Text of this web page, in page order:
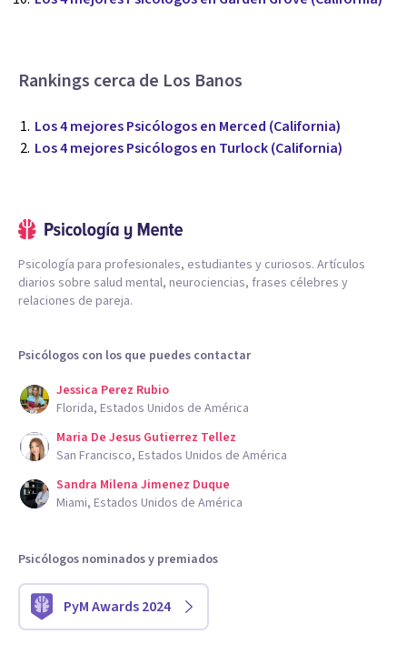
Rankings cerca de Los Banos
Los 4 mejores Psicólogos en Merced (California)
Los 4 mejores Psicólogos en Turlock (California)
Psicología para profesionales, estudiantes y curiosos. Artículos
diarios sobre salud mental, neurociencias, frases célebres y
relaciones de pareja.
Psicólogos con los que puedes contactar
Jessica Perez Rubio
Florida, Estados Unidos de América
Maria De Jesus Gutierrez Tellez
San Francisco, Estados Unidos de América
Sandra Milena Jimenez Duque
Miami, Estados Unidos de América
Psicólogos nominados y premiados
PyM Awards 2024